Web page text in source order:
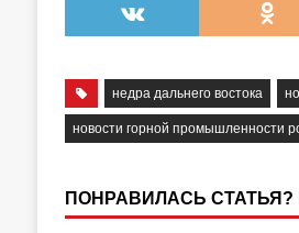
недра дальнего востока
новости горной промышленности
ПОНРАВИЛАСЬ